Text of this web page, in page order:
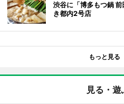
渋谷に「博多もつ鍋
き都内2号店
もっと見る
見る・遊